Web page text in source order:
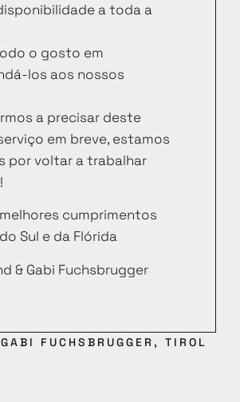
a toda a
o gosto em
los aos nossos
a precisar deste
em breve, estamos
por voltar a trabalhar
cumprimentos
Sul e da Flórida
& Gabi Fuchsbrugger
FUCHSBRUGGER, TIROL